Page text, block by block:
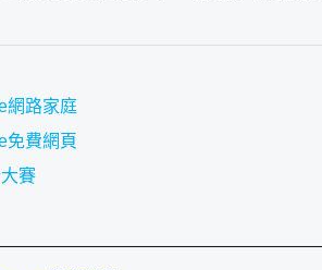
網路家庭
免費網頁
賽